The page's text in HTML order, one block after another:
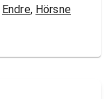
Endre, Hörsne